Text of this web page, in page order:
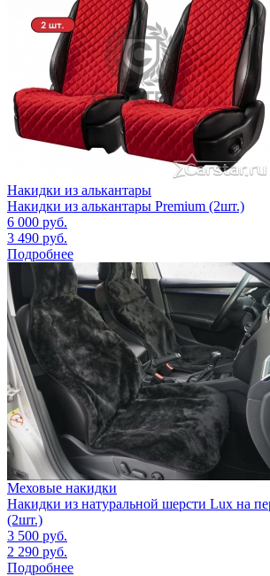
Накидки из алькантары
Накидки из алькантары Premium (2шт.)
6 000 руб.
3 490 руб.
Подробнее
Меховые накидки
Накидки из натуральной шерсти Lux на
(2шт.)
3 500 руб.
2 290 руб.
Подробнее